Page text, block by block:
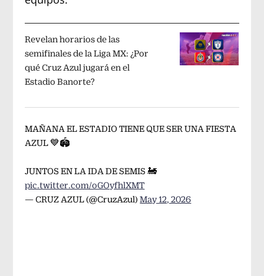
Revelan horarios de las
semifinales de la Liga MX: ¿Por
qué Cruz Azul jugará en el
Estadio Banorte?
MAÑANA EL ESTADIO TIENE QUE SER UNA FIESTA
AZUL 💙🏟️
JUNTOS EN LA IDA DE SEMIS 🚂
pic.twitter.com/oGOyfhlXMT
— CRUZ AZUL (@CruzAzul)May 12, 2026